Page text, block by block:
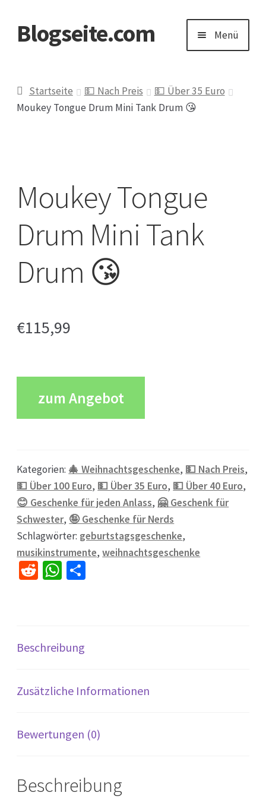
Zur
Navigation
Zum
Blogseite.com Menü
Datenschutzerklärung
Keine Ahnung welches Geschenk?
Startseite 💵 Nach Preis
💵 Über 35 Euro
Moukey Tongue Drum Mini Tank Drum 😘
Moukey Tongue
Drum Mini Tank
Drum 😘
€115,99
zum Angebot
Kategorien: 🎄 Weihnachtsgeschenke, 💵 Nach Preis,
💵 Über 100 Euro, 💵 Über 35 Euro, 💵 Über 40 Euro,
😊 Geschenke für jeden Anlass, 🤗 Geschenk für
Schwester, 🤪 Geschenke für Nerds
Schlagwörter: geburtstagsgeschenke,
musikinstrumente,weihnachtsgeschenke
R
t
W
p
Beschreibung
Zusätzliche Informationen
Bewertungen (0)
Beschreibung